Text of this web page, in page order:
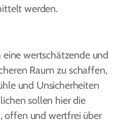
werden.
eine wertschätzende und
Raum zu schaffen,
und Unsicherheiten
sollen hier die
offen und wertfrei über